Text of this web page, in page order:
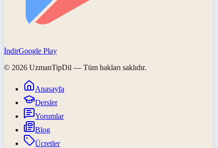
İndirGoogle Play
© 2026 UzmanTipDil — Tüm hakları saklıdır.
Anasayfa
Dersler
Yorumlar
Blog
Ücretler